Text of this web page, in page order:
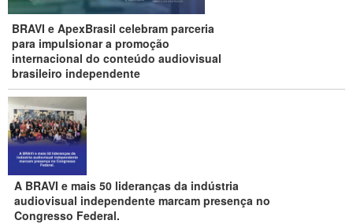
BRAVI e ApexBrasil celebram parceria
para impulsionar a promoção
internacional do conteúdo audiovisual
brasileiro independente
A BRAVI e mais 50 lideranças da indústria
audiovisual independente marcam presença no
Congresso Federal.